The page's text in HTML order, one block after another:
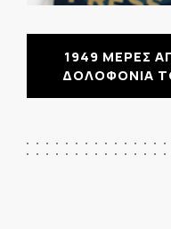
1949 ΜΕΡΕΣ
ΔΟΛΟΦΟΝΙΑ